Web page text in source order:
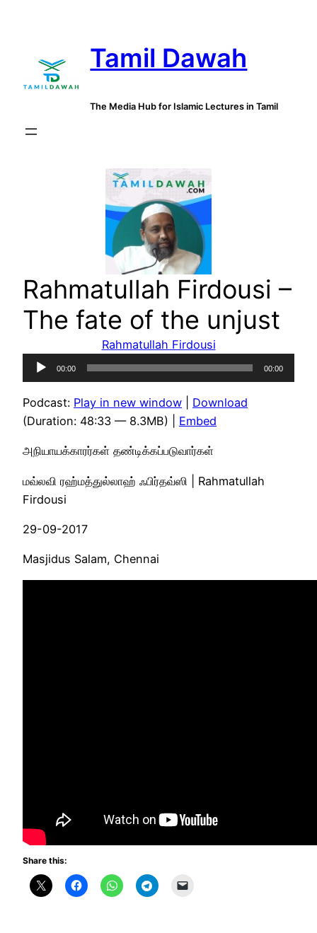
Tamil Dawah
The Media Hub for Islamic Lectures in Tamil
Rahmatullah Firdousi –
The fate of the unjust
Rahmatullah Firdousi
Audio
Player
00:00 00:00
Podcast: Play in new window
Download
(Duration: 48:33 — 8.3MB) | Embed
அநியாயக்காரர்கள் தண்டிக்கப்படுவார்கள்
மவ்லவி ரஹ்மத்துல்லாஹ் ஃபிர்தவ்ஸி | Rahmatullah
Firdousi
29-09-2017
Masjidus Salam, Chennai
Share this: